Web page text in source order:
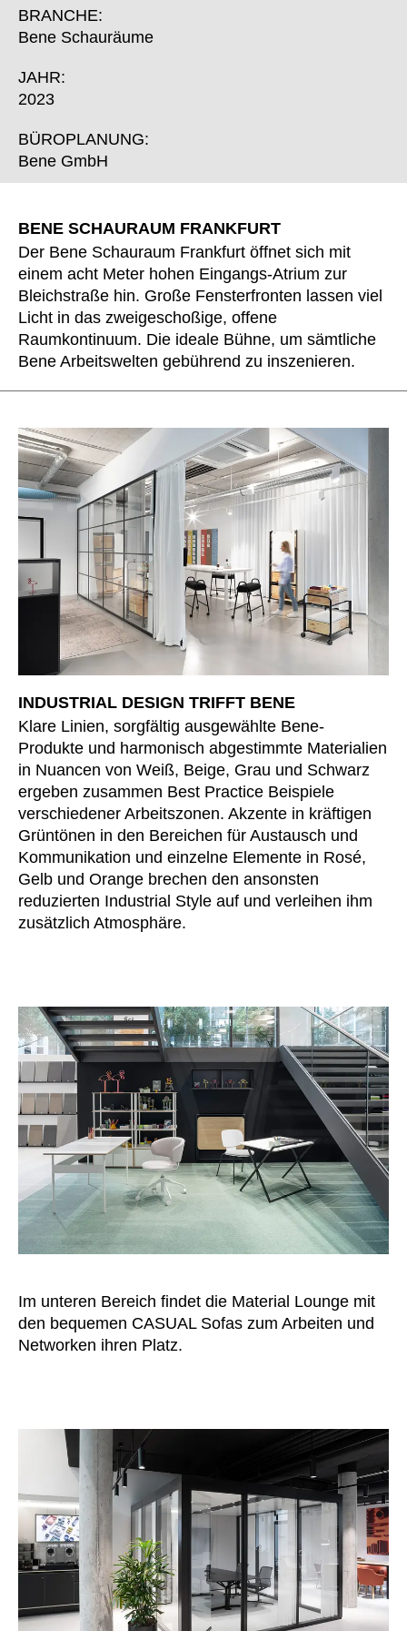
Finnland
Frankreich(FR)
Griechenland
Guinea(GN)
Hongkong
Iran
Irland(IE)
Israel(IL)
Italien(IT)
Japan
Kasachstan(KZ)
Kenia (KE)
Kroatien (HR)
Kuwait(KW)
Lettland(LV)
Liechtenstein(LI)
Litauen (LT)
Luxemburg(LU)
Malaysia(MY)
Marokko
Mauretanien
Neuseeland(NZ)
Niederlande(NL)
Nigeria(NG)
Nordirland (UK)(GB)
Norwegen
Oman(OM)
Philippinen(PH)
Polen(PL)
Portugal(PT)
Rumänien(RO)
Russland(RU)
Saudi-Arabien(SA)
Schweden(SE)
Schweiz(CH)
Senegal(SN)
Serbien (RS)
Singapur(SG)
Slowakei (SK)
Slowenien(SI)
Südafrika(ZA)
Südkorea(KR)
Taiwan (TW)
Tschechische Republik(CZ)
Tunesien (TN)
Ukraine (UA)
Ungarn (HU)
Vereinigte Arabische Emirate
Weißrussland(BY)
Ägypten(EG)
Österreich (AT)
BRANCHE:
Bene Schauräume
JAHR:
2023
BÜROPLANUNG:
Bene GmbH
BENE SCHAURAUM FRANKFURT
Der Bene Schauraum Frankfurt öffnet sich mit
einem acht Meter hohen Eingangs-Atrium zur
Bleichstraße hin. Große Fensterfronten lassen viel
Licht in das zweigeschoßige, offene
Raumkontinuum. Die ideale Bühne, um sämtliche
Bene Arbeitswelten gebührend zu inszenieren.
INDUSTRIAL DESIGN TRIFFT BENE
Klare Linien, sorgfältig ausgewählte Bene-
Produkte und harmonisch abgestimmte Materialien
in Nuancen von Weiß, Beige, Grau und Schwarz
ergeben zusammen Best Practice Beispiele
verschiedener Arbeitszonen. Akzente in kräftigen
Grüntönen in den Bereichen für Austausch und
Kommunikation und einzelne Elemente in Rosé,
Gelb und Orange brechen den ansonsten
reduzierten Industrial Style auf und verleihen ihm
zusätzlich Atmosphäre.
Im unteren Bereich findet die Material Lounge mit
den bequemen CASUAL Sofas zum Arbeiten und
Networken ihren Platz.